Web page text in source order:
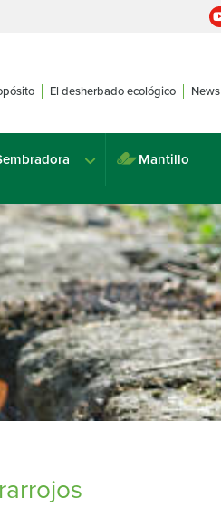
El desherbado ecológico News
Mantillo